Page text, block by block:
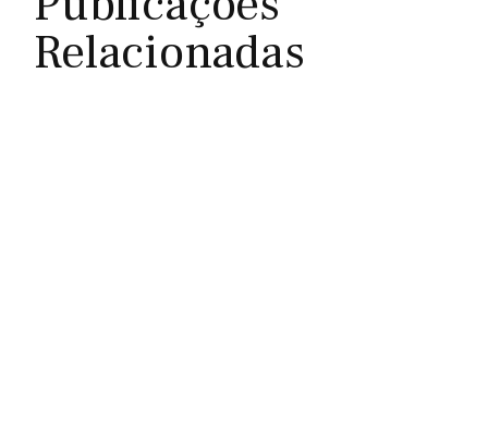
Relacionadas